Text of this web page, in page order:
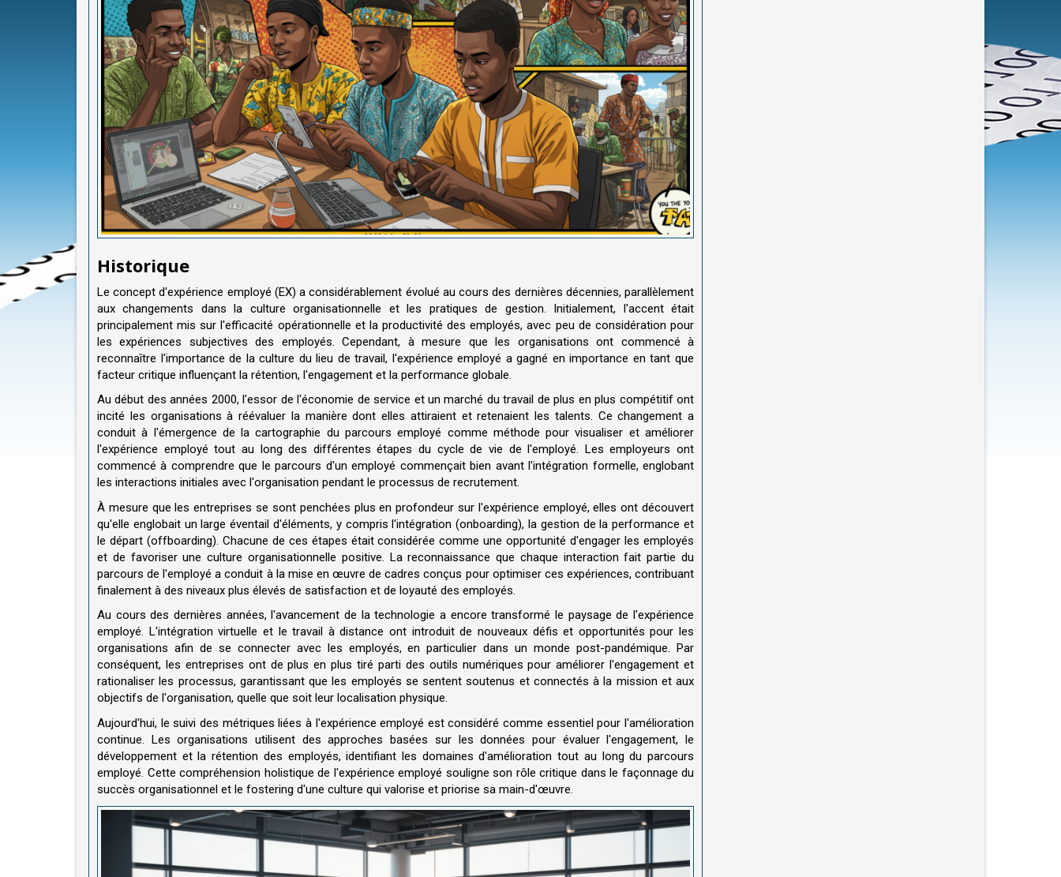
Historique
Le concept d'expérience employé (EX) a considérablement évolué au cours des dernières décennies, parallèlement
aux changements dans la culture organisationnelle et les pratiques de gestion. Initialement, l'accent était
principalement mis sur l'efficacité opérationnelle et la productivité des employés, avec peu de considération pour
les expériences subjectives des employés. Cependant, à mesure que les organisations ont commencé à
reconnaître l'importance de la culture du lieu de travail, l'expérience employé a gagné en importance en tant que
facteur critique influençant la rétention, l'engagement et la performance globale.
Au début des années 2000, l'essor de l'économie de service et un marché du travail de plus en plus compétitif ont
incité les organisations à réévaluer la manière dont elles attiraient et retenaient les talents. Ce changement a
conduit à l'émergence de la cartographie du parcours employé comme méthode pour visualiser et améliorer
l'expérience employé tout au long des différentes étapes du cycle de vie de l'employé. Les employeurs ont
commencé à comprendre que le parcours d'un employé commençait bien avant l'intégration formelle, englobant
les interactions initiales avec l'organisation pendant le processus de recrutement.
À mesure que les entreprises se sont penchées plus en profondeur sur l'expérience employé, elles ont découvert
qu'elle englobait un large éventail d'éléments, y compris l'intégration (onboarding), la gestion de la performance et
le départ (offboarding). Chacune de ces étapes était considérée comme une opportunité d'engager les employés
et de favoriser une culture organisationnelle positive. La reconnaissance que chaque interaction fait partie du
parcours de l'employé a conduit à la mise en œuvre de cadres conçus pour optimiser ces expériences, contribuant
finalement à des niveaux plus élevés de satisfaction et de loyauté des employés.
Au cours des dernières années, l'avancement de la technologie a encore transformé le paysage de l'expérience
employé. L'intégration virtuelle et le travail à distance ont introduit de nouveaux défis et opportunités pour les
organisations afin de se connecter avec les employés, en particulier dans un monde post-pandémique. Par
conséquent, les entreprises ont de plus en plus tiré parti des outils numériques pour améliorer l'engagement et
rationaliser les processus, garantissant que les employés se sentent soutenus et connectés à la mission et aux
objectifs de l'organisation, quelle que soit leur localisation physique.
Aujourd'hui, le suivi des métriques liées à l'expérience employé est considéré comme essentiel pour l'amélioration
continue. Les organisations utilisent des approches basées sur les données pour évaluer l'engagement, le
développement et la rétention des employés, identifiant les domaines d'amélioration tout au long du parcours
employé. Cette compréhension holistique de l'expérience employé souligne son rôle critique dans le façonnage du
succès organisationnel et le fostering d'une culture qui valorise et priorise sa main-d'œuvre.